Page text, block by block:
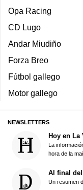
Opa Racing
CD Lugo
Andar Miudiño
Forza Breo
Fútbol gallego
Motor gallego
NEWSLETTERS
Hoy en La
La
hora de la
Al final
Un resumen